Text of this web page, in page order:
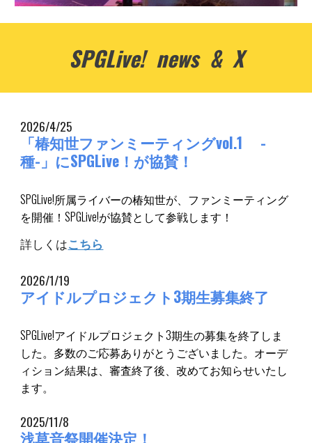
SPGLive! news & X
2026/4/25
「椿知世ファンミーティングvol.1 -
種-」にSPGLive！が協賛！
SPGLive!所属ライバーの椿知世が、ファンミーティング
を開催！SPGLive!が協賛として参戦します！
詳しくはこちら
2026/1/19
アイドルプロジェクト3期生募集終了
SPGLive!アイドルプロジェクト3期生の募集を終了しま
した。多数のご応募ありがとうございました。オーデ
ィション結果は、審査終了後、改めてお知らせいたし
ます。
2025/11/8
浅草音祭開催決定！